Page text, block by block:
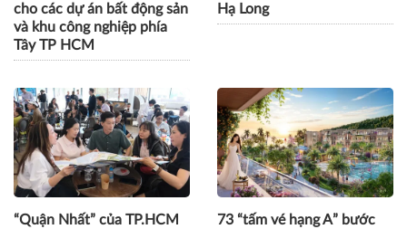
cho các dự án bất động sản
và khu công nghiệp phía
Tây TP HCM
Hạ Long
“Quận Nhất” của TP.HCM
73 “tấm vé hạng A” bước